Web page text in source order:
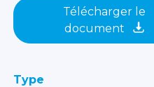
Télécharger le
document
Type